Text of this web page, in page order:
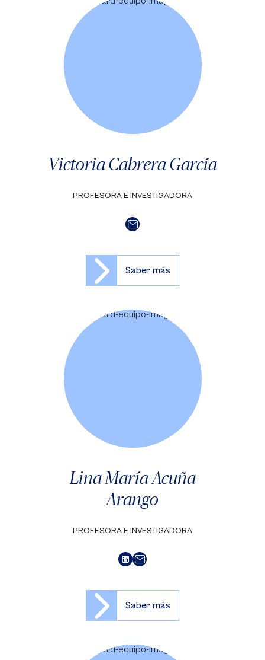
Victoria Cabrera García
PROFESORA E INVESTIGADORA
Saber más
Lina María Acuña
Arango
PROFESORA E INVESTIGADORA
Saber más